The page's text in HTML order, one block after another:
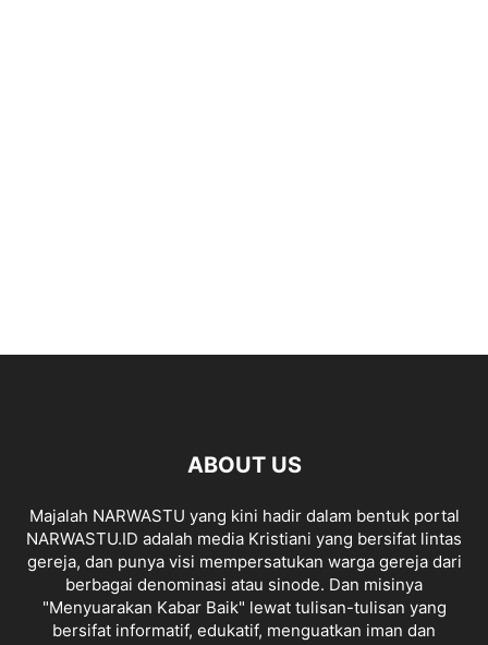
ABOUT US
Majalah NARWASTU yang kini hadir dalam bentuk portal
NARWASTU.ID adalah media Kristiani yang bersifat lintas
gereja, dan punya visi mempersatukan warga gereja dari
berbagai denominasi atau sinode. Dan misinya
"Menyuarakan Kabar Baik" lewat tulisan-tulisan yang
bersifat informatif, edukatif, menguatkan iman dan